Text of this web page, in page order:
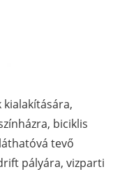
kialakítására,
biciklis
tevő
pályára, vizparti